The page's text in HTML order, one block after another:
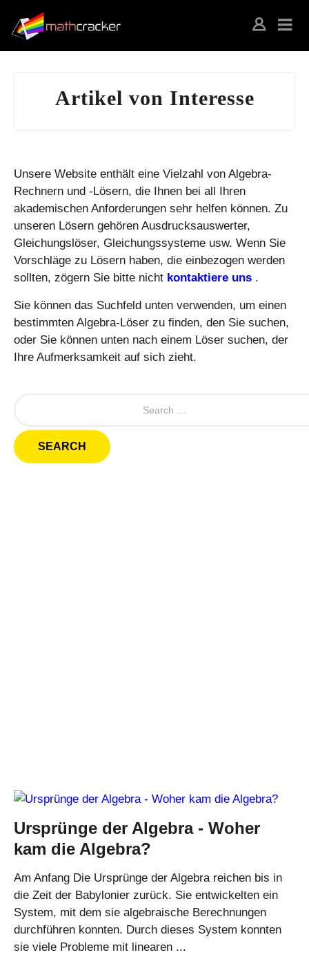
Artikel von Interesse
Unsere Website enthält eine Vielzahl von Algebra-
Rechnern und -Lösern, die Ihnen bei all Ihren
akademischen Anforderungen sehr helfen können. Zu
unseren Lösern gehören Ausdrucksauswerter,
Gleichungslöser, Gleichungssysteme usw. Wenn Sie
Vorschläge zu Lösern haben, die einbezogen werden
sollten, zögern Sie bitte nicht kontaktiere uns .
Sie können das Suchfeld unten verwenden, um einen
bestimmten Algebra-Löser zu finden, den Sie suchen,
oder Sie können unten nach einem Löser suchen, der
Ihre Aufmerksamkeit auf sich zieht.
a
r
Ursprünge der Algebra - Woher
kam die Algebra?
Am Anfang Die Ursprünge der Algebra reichen bis in
die Zeit der Babylonier zurück. Sie entwickelten ein
System, mit dem sie algebraische Berechnungen
durchführen konnten. Durch dieses System konnten
sie viele Probleme mit linearen ...